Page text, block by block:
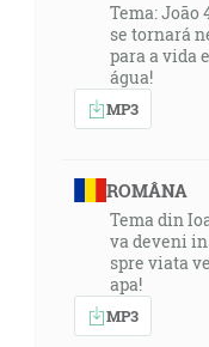
Tema: João
se tornará
para a vida
água!
MP3
ROMÂNA
Tema din
va deveni
spre viata
apa!
MP3